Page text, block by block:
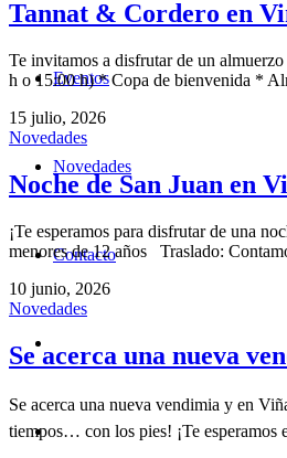
Eventos
Novedades
Contacto
Tannat & Cordero en
Te invitamos a disfrutar de un
h o 15:00 h) * Copa de bienvenida *
15 julio, 2026
Novedades
Noche de San Juan en
¡Te esperamos para disfrutar de una
menores de 12 años Traslado:
10 junio, 2026
Novedades
Se acerca una nueva
Se acerca una nueva vendimia y en
tiempos… con los pies! ¡Te